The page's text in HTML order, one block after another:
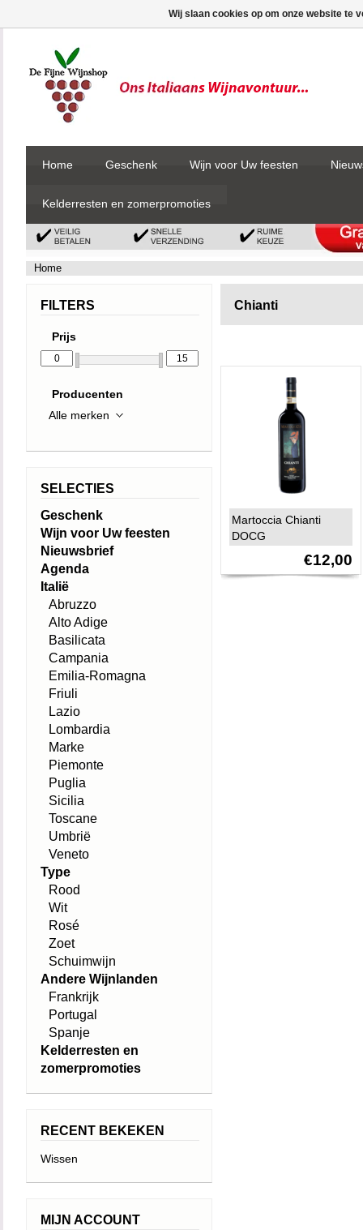
Home Geschenk Wijn voor Uw feesten
Kelderresten en zomerpromoties
Home
Chianti
Martoccia Chianti
DOCG
€12,00
FILTERS
Prijs
Producenten
SELECTIES
Geschenk
Wijn voor Uw feesten
Nieuwsbrief
Agenda
Italië
Abruzzo
Alto Adige
Basilicata
Campania
Emilia-Romagna
Friuli
Lazio
Lombardia
Marke
Piemonte
Puglia
Sicilia
Toscane
Umbrië
Veneto
Type
Rood
Wit
Rosé
Zoet
Schuimwijn
Andere Wijnlanden
Frankrijk
Portugal
Spanje
Kelderresten en
zomerpromoties
RECENT BEKEKEN
Wissen
MIJN ACCOUNT
Wij slaan cookies op om onze website te